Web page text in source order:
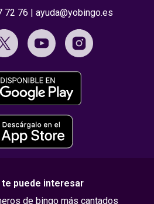
72 76 ayuda@yobingo.es
te puede interesar
de bingo más cantados